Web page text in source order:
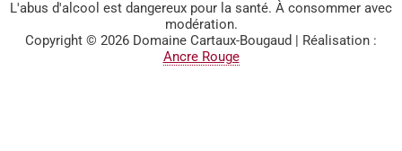
L'abus d'alcool est dangereux pour la santé. À consommer avec
modération.
Copyright © 2026 Domaine Cartaux-Bougaud | Réalisation :
Ancre Rouge